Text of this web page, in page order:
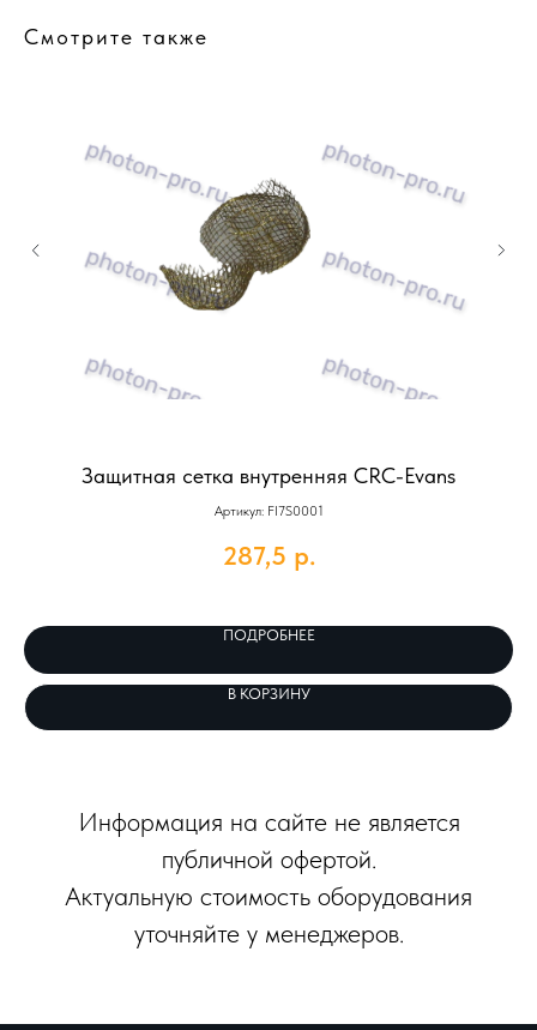
Смотрите также
Защитная сетка внутренняя CRC-Evans
Артикул: FI7S0001
287,5 р.
ПОДРОБНЕЕ
В КОРЗИНУ
Информация на сайте не является
публичной офертой.
Актуальную стоимость оборудования
уточняйте у менеджеров.